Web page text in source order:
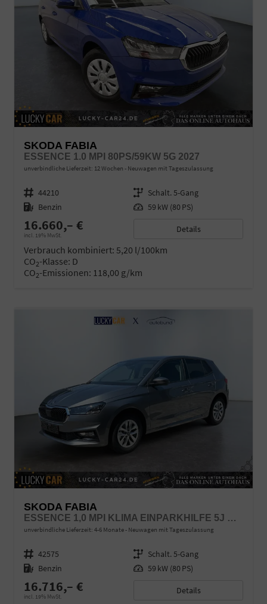
SKODA FABIA
ESSENCE 1.0 MPI 80PS/59KW 5G 2027
unverbindliche Lieferzeit: 12 Wochen Neuwagen mit Tageszulassung
Fahrzeugnr. 44210 Getriebe Schalt. 5-Gang
Kraftstoff Benzin Leistung 59 kW (80 PS)
16.660,– €
incl. 19% MwSt.
Details
Verbrauch kombiniert: 5,20 l/100km
CO2-Klasse: D
CO2-Emissionen: 118,00 g/km
SKODA FABIA
ESSENCE 1,0 MPI KLIMA EINPARKHILFE 5J GARANTIE LED SCHEINWERFER BLUETOOTH
unverbindliche Lieferzeit: 4-6 Monate Neuwagen mit Tageszulassung
Fahrzeugnr. 42575 Getriebe Schalt. 5-Gang
Kraftstoff Benzin Leistung 59 kW (80 PS)
16.716,– €
incl. 19% MwSt.
Details